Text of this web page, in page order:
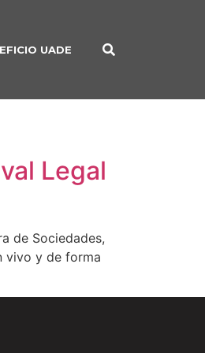
UADE
Legal
de Sociedades,
vivo y de forma